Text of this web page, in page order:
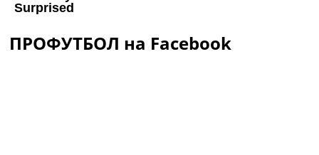
ПРОФУТБОЛ на Facebook